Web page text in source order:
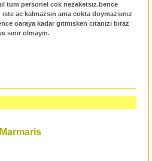
tum personel cok nezaketsız.bence
ac kalmazsın ama cokta doymazsınız
oaraya kadar gıtmısken cıtanızı bıraz
sınır olmayın.